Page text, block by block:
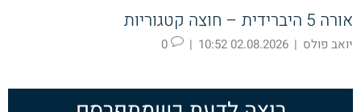
אורה 5 היברידית – חוצה קטגוריות
יואב פולס |
02.08.2026 10:52
|